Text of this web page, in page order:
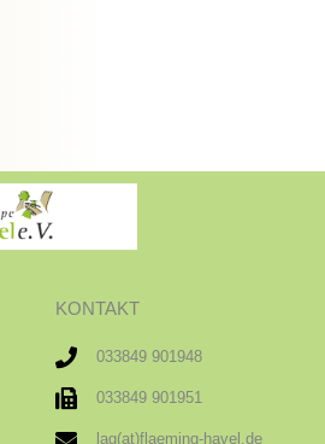
KONTAKT
033849 901948
033849 901951
lag(at)flaeming-havel.de